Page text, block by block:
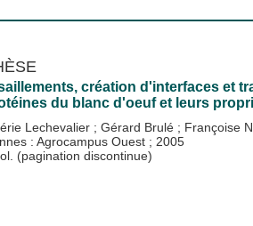
création d'interfaces et
du blanc d'oeuf et leurs
Lechevalier ; Gérard Brulé ; Françoise
: Agrocampus Ouest ; 2005
(pagination discontinue)